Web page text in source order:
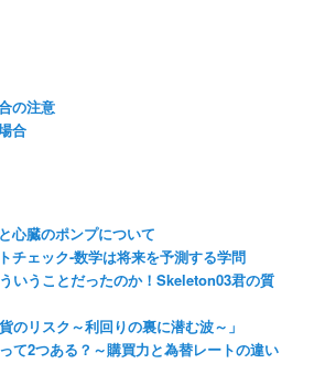
の注意
合
心臓のポンプについて
チェック-数学は将来を予測する学問
いうことだったのか！Skeleton03君の質
のリスク～利回りの裏に潜む波～」
て2つある？～購買力と為替レートの違い